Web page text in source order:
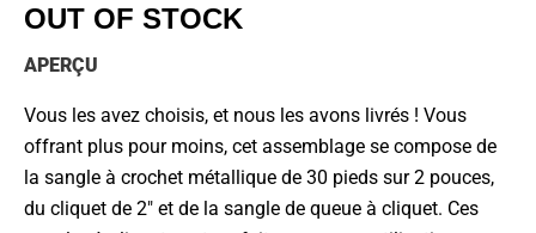
OUT OF STOCK
APERÇU
Vous les avez choisis, et nous les avons livrés ! Vous
offrant plus pour moins, cet assemblage se compose de
la sangle à crochet métallique de 30 pieds sur 2 pouces,
du cliquet de 2″ et de la sangle de queue à cliquet. Ces